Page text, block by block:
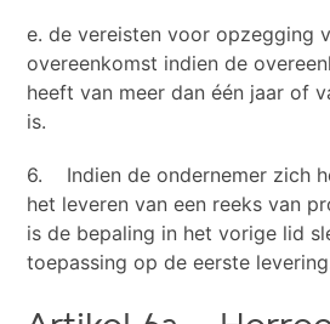
e. de vereisten voor opzegging
overeenkomst indien de
heeft van meer dan één jaar of
is.
6. Indien de ondernemer zich
het leveren van een reeks van
is de bepaling in het vorige lid
toepassing op de eerste